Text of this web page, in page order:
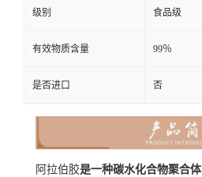
级别 食品级
有效物质含量 99％
是否进口 否
阿拉伯胶是一种碳水化合物聚合体